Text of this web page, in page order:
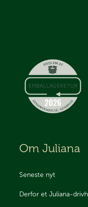
Om Juliana
Seneste nyt
Derfor et Juliana-